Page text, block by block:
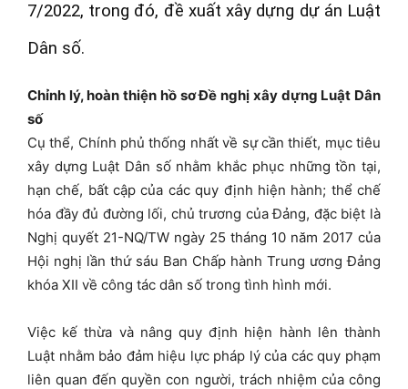
7/2022, trong đó, đề xuất xây dựng dự án Luật
Dân số.
Chỉnh lý, hoàn thiện hồ sơ Đề nghị xây dựng Luật Dân
số
Cụ thể, Chính phủ thống nhất về sự cần thiết, mục tiêu
xây dựng Luật Dân số nhằm khắc phục những tồn tại,
hạn chế, bất cập của các quy định hiện hành; thể chế
hóa đầy đủ đường lối, chủ trương của Đảng, đặc biệt là
Nghị quyết 21-NQ/TW ngày 25 tháng 10 năm 2017 của
Hội nghị lần thứ sáu Ban Chấp hành Trung ương Đảng
khóa XII về công tác dân số trong tình hình mới.
Việc kế thừa và nâng quy định hiện hành lên thành
Luật nhằm bảo đảm hiệu lực pháp lý của các quy phạm
liên quan đến quyền con người, trách nhiệm của công